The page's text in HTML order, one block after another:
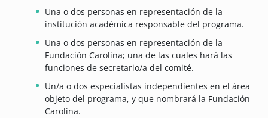
Una o dos personas en representación de la
institución académica responsable del programa.
Una o dos personas en representación de la
Fundación Carolina; una de las cuales hará las
funciones de secretario/a del comité.
Un/a o dos especialistas independientes en el área
objeto del programa, y que nombrará la Fundación
Carolina.